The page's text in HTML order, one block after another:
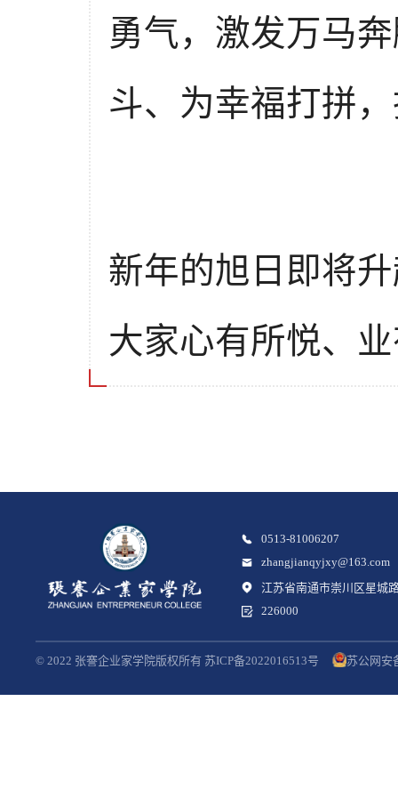
勇气，激发万马
斗、为幸福打拼
新年的旭日即将
大家心有所悦、
0513-81006207
zhangjianqyjxy@163.com
江苏省南通市崇川区星城
226000
© 2022 张謇企业家学院版权所有 苏ICP备2022016513号 苏公网安